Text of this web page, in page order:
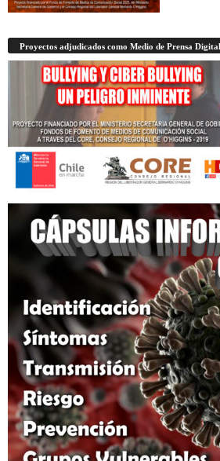
Proyectos adjudicados como Medio de Prensa Digital